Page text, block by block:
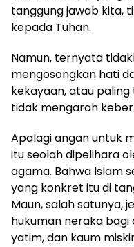
tanggung jawab kita,
kepada Tuhan.
Namun, ternyata
mengosongkan hati
kekayaan, atau
tidak mengarah
Apalagi angan untuk
itu seolah dipelihara
agama. Bahwa Islam
yang konkret itu di
Maun, salah satunya,
hukuman neraka
yatim, dan kaum